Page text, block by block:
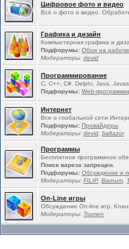
Цифровое фото и видео
Всё о фото и видео.
Графика и дизайн
Компьютерная графика и
Подфорумы: Обои на
Модераторы: devid
Программирование
C, C++, C#, Delphi, Java,
Подфорумы: Web-
Интернет
Все о глобальной сети
Подфорумы: Провайдеры
Модераторы: devid baltazor
Программы
Бесплатное программное
Поиск вареза запрещен.
Подфорумы: Обсуждение и
Модераторы: FILIP, Barnum
On-Line игры
Обсуждение On-line игр.
Модераторы: Trumen